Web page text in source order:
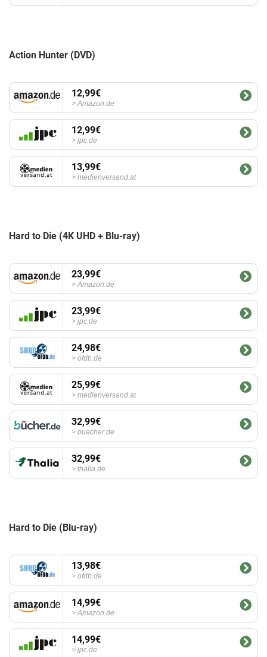
Action Hunter (DVD)
12,99€
Amazon.de
12,99€
jpc.de
13,99€
medienversand.at
Hard to Die (4K UHD + Blu-ray)
23,99€
Amazon.de
23,99€
jpc.de
24,98€
ofdb.de
25,99€
medienversand.at
32,99€
buecher.de
32,99€
thalia.de
Hard to Die (Blu-ray)
13,98€
ofdb.de
14,99€
Amazon.de
14,99€
jpc.de